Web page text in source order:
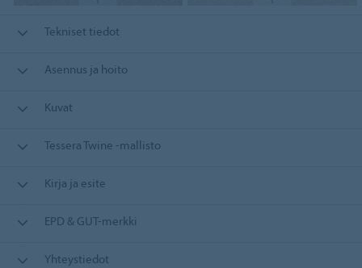
Tekniset tiedot
Asennus ja hoito
Kuvat
Tessera Twine -mallisto
Kirja ja esite
EPD & GUT-merkki
Yhteystiedot